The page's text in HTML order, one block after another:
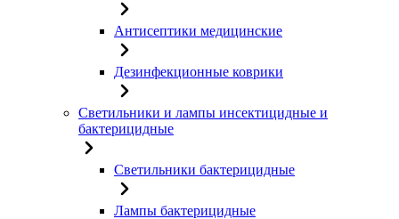
Антисептики медицинские
Дезинфекционные коврики
Светильники и лампы инсектицидные и
бактерицидные
Светильники бактерицидные
Лампы бактерицидные